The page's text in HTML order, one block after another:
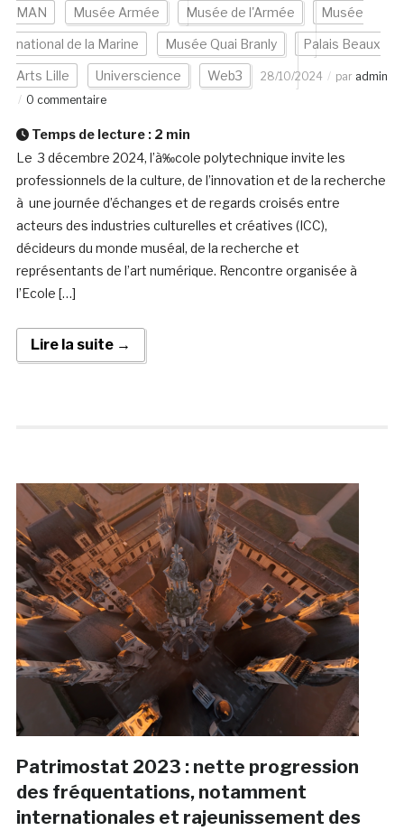
MAN Musée Armée Musée de l'Armée Musée
national de la Marine Musée Quai Branly Palais Beaux
Arts Lille Universcience Web3 28/10/2024 par admin
0 commentaire
Temps de lecture : 2 min
Le 3 décembre 2024, l’à‰cole polytechnique invite les
professionnels de la culture, de l’innovation et de la recherche
à une journée d’échanges et de regards croisés entre
acteurs des industries culturelles et créatives (ICC),
décideurs du monde muséal, de la recherche et
représentants de l’art numérique. Rencontre organisée à
l’Ecole […]
Lire la suite →
Patrimostat 2023 : nette progression
des fréquentations, notamment
internationales et rajeunissement des